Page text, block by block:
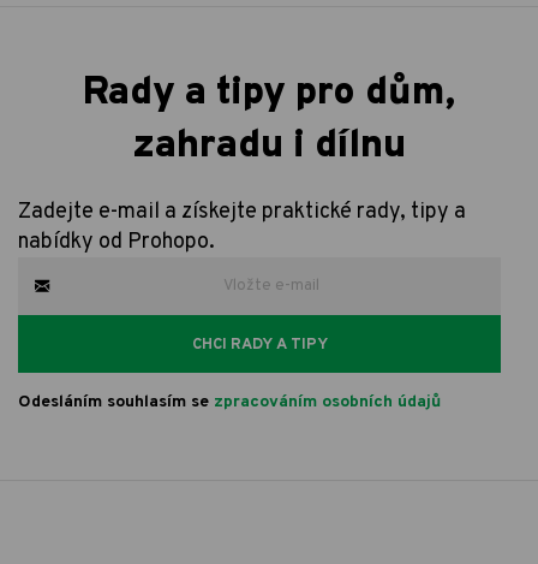
Rady a tipy pro dům,
zahradu i dílnu
Zadejte e-mail a získejte praktické rady, tipy a
nabídky od Prohopo.
CHCI RADY A TIPY
Odesláním souhlasím se zpracováním osobních údajů